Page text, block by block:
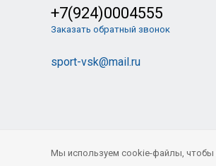
+7(924)0004555
Заказать обратный звонок
sport-vsk@mail.ru
© Все права защищены. «Спорт-ВСК»
Мы используем cookie-файлы, чтобы